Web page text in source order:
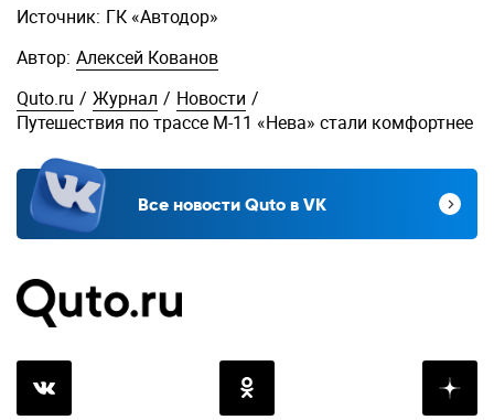
Источник: ГК «Автодор»
Автор: Алексей Кованов
Quto.ru / Журнал / Новости /
Путешествия по трассе М-11 «Нева» стали комфортнее
Все новости Quto в VK